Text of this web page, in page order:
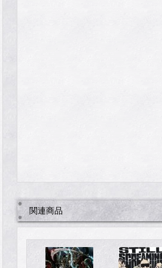
関連商品